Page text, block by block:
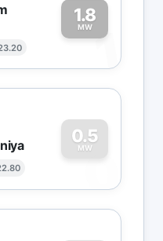
1.8
MW1
0.5
MW
0